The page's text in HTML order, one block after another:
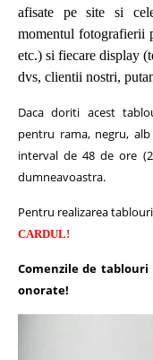
afisate pe site si
momentul fotografierii
etc.) si fiecare display
dvs, clientii nostri,
Daca doriti acest
pentru rama, negru,
interval de 48 de ore
dumneavoastra.
Pentru realizarea
CARDUL!
Comenzile de
onorate!